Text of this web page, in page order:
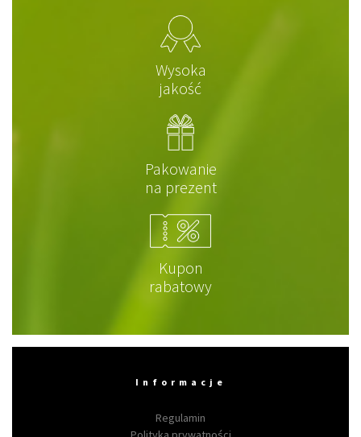
Wysoka
jakość
Pakowanie
na prezent
Kupon
rabatowy
Informacje
Regulamin